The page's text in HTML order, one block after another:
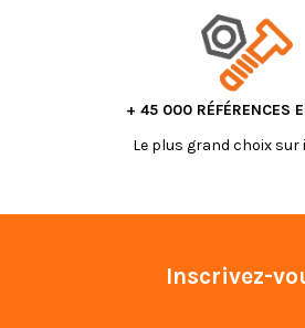
+ 45 000 RÉFÉRENCES
Le plus grand choix
Inscrivez-